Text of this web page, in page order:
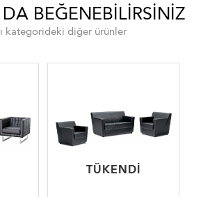
BEĞENEBILIRSINIZ
kategorideki diğer ürünler
TÜKENDI
TÜKENDI